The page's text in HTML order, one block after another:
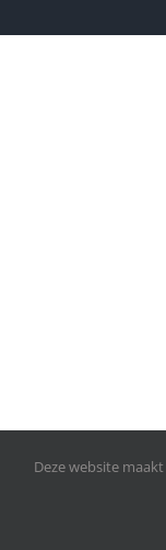
Deze website